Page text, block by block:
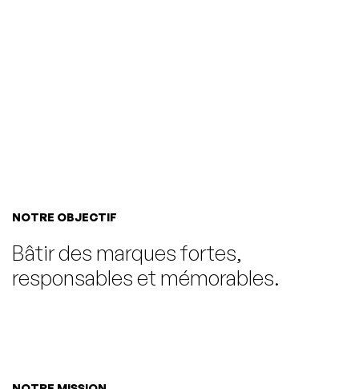
NOTRE OBJECTIF
Bâtir des marques fortes,
responsables et mémorables.